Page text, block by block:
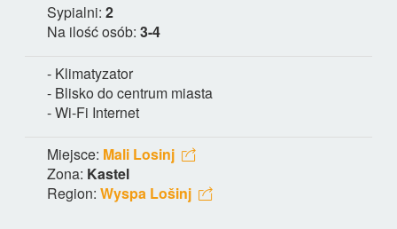
Sypialni: 2
Na ilość osób: 3-4
- Klimatyzator
- Blisko do centrum miasta
- Wi-Fi Internet
Miejsce: Mali Losinj
Zona: Kastel
Region: Wyspa Lošinj